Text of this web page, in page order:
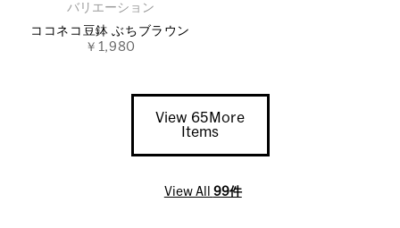
バリエーション
ココネコ豆鉢 ぶちブラウン
￥1,980
View 65More
Items
View All 99件